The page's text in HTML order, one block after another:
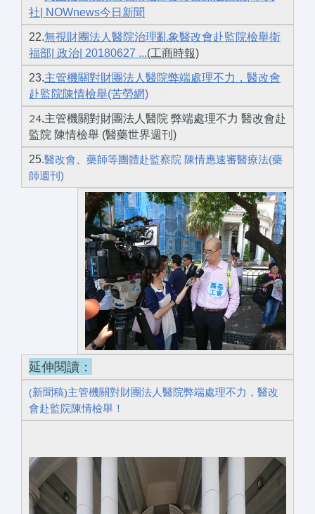
社| NOWnews今日新聞
22.無視財團法人醫院治理亂象醫改會赴監院檢舉衛
福部| 政治| 20180627 ...(工商時報)
23.主管機關對財團法人醫院弊端處理不力，醫改會
赴監院陳情檢舉(苦勞網)
24.主管機關對財團法人醫院 弊端處理不力 醫改會赴
監院 陳情檢舉 (醫藥世界週刊)
25.醫改會、藥師等團體赴監察院 陳情應速審醫療法(藥
師週刊)
延伸閱讀：
(新聞稿)主管機關對財團法人醫院弊端處理不力，醫改
會赴監院陳情檢舉！